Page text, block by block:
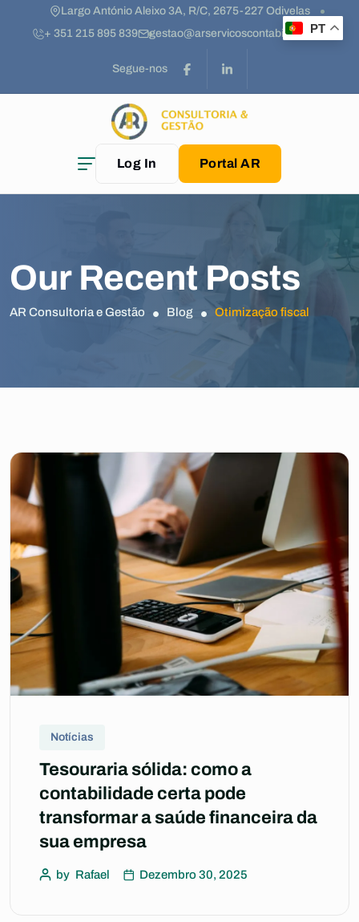
Largo António Aleixo 3A, R/C, 2675-227 Odivelas
+ 351 215 895 839
gestao@arservicoscontabilidade.pt
Segue-nos
Log In Portal AR
Our Recent Posts
AR Consultoria e Gestão Blog Otimização fiscal
Notícias
Tesouraria sólida: como a
contabilidade certa pode
transformar a saúde financeira da
sua empresa
by Rafael Dezembro 30, 2025
PT